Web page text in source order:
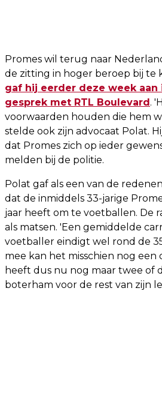
Promes wil terug naar
de zitting in hoger beroep bij te
gaf hij eerder deze week
gesprek met RTL Boulevard.
voorwaarden houden die hem
stelde ook zijn advocaat Polat.
dat Promes zich op ieder
melden bij de politie.
Polat gaf als een van de
dat de inmiddels 33-jarige
jaar heeft om te voetballen. De
als matsen. 'Een gemiddelde
voetballer eindigt wel rond de
mee kan het misschien nog een
heeft dus nu nog maar twee of
boterham voor de rest van zijn